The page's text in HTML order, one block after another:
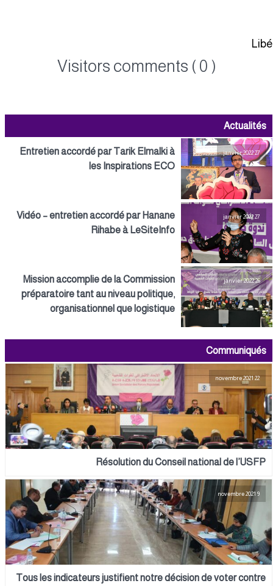
Visitors comments ( 0 )
Actualités
27 janvier 2022
Entretien accordé par Tarik Elmalki à
les Inspirations ECO
27 janvier 2022
Vidéo – entretien accordé par Hanane
Rihabe à LeSiteInfo
26 janvier 2022
Mission accomplie de la Commission
préparatoire tant au niveau politique,
organisationnel que logistique
Communiqués
22 novembre 2021
Résolution du Conseil national de l’USFP
Tous les indicateurs justifient notre décision de voter contre